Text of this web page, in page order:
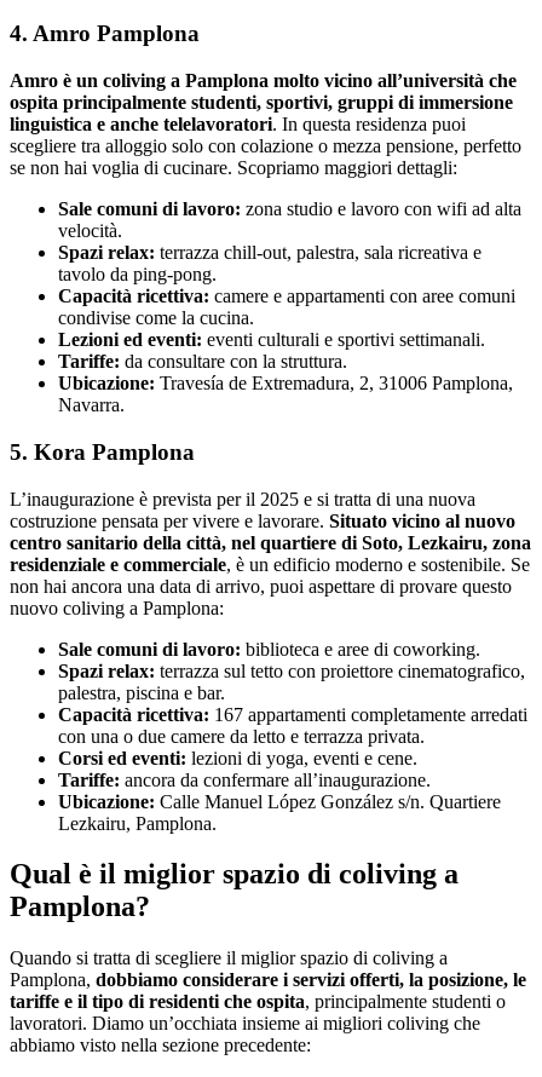
4. Amro Pamplona
Amro è un coliving a Pamplona molto vicino all’università che
ospita principalmente studenti, sportivi, gruppi di immersione
linguistica e anche telelavoratori. In questa residenza puoi
scegliere tra alloggio solo con colazione o mezza pensione, perfetto
se non hai voglia di cucinare. Scopriamo maggiori dettagli:
Sale comuni di lavoro: zona studio e lavoro con wifi ad alta
velocità.
Spazi relax: terrazza chill-out, palestra, sala ricreativa e
tavolo da ping-pong.
Capacità ricettiva: camere e appartamenti con aree comuni
condivise come la cucina.
Lezioni ed eventi: eventi culturali e sportivi settimanali.
Tariffe: da consultare con la struttura.
Ubicazione: Travesía de Extremadura, 2, 31006 Pamplona,
Navarra.
5. Kora Pamplona
L’inaugurazione è prevista per il 2025 e si tratta di una nuova
costruzione pensata per vivere e lavorare. Situato vicino al nuovo
centro sanitario della città, nel quartiere di Soto, Lezkairu, zona
residenziale e commerciale, è un edificio moderno e sostenibile. Se
non hai ancora una data di arrivo, puoi aspettare di provare questo
nuovo coliving a Pamplona:
Sale comuni di lavoro: biblioteca e aree di coworking.
Spazi relax: terrazza sul tetto con proiettore cinematografico,
palestra, piscina e bar.
Capacità ricettiva: 167 appartamenti completamente arredati
con una o due camere da letto e terrazza privata.
Corsi ed eventi: lezioni di yoga, eventi e cene.
Tariffe: ancora da confermare all’inaugurazione.
Ubicazione: Calle Manuel López González s/n. Quartiere
Lezkairu, Pamplona.
Qual è il miglior spazio di coliving a
Pamplona?
Quando si tratta di scegliere il miglior spazio di coliving a
Pamplona, dobbiamo considerare i servizi offerti, la posizione, le
tariffe e il tipo di residenti che ospita, principalmente studenti o
lavoratori. Diamo un’occhiata insieme ai migliori coliving che
abbiamo visto nella sezione precedente: